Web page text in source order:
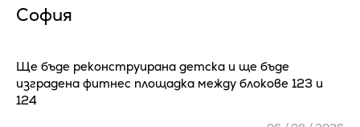
София
Ще бъде реконструирана детска и ще бъде
изградена фитнес площадка между блокове 123 и
124